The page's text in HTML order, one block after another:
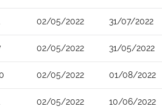
02/05/2022 31/07/2022
02/05/2022 31/05/2022
02/05/2022 01/08/2022
02/05/2022 10/06/2022